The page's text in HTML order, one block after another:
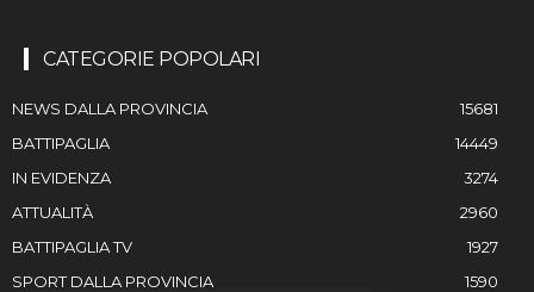
CATEGORIE POPOLARI
NEWS DALLA PROVINCIA
15681
BATTIPAGLIA
14449
IN EVIDENZA
3274
ATTUALITÀ
2960
BATTIPAGLIA TV
1927
SPORT DALLA PROVINCIA
1590